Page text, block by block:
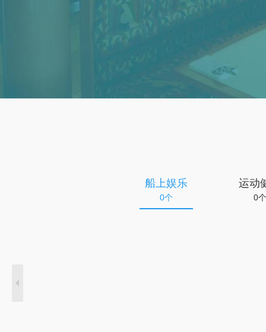
船上娱乐
0个
运动
0个